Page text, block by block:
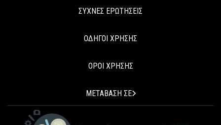
ΣΥΧΝΕΣ ΕΡΩΤΗΣΕΙΣ
ΟΔΗΓΟΙ ΧΡΗΣΗΣ
ΟΡΟΙ ΧΡΗΣΗΣ
ΜΕΤΑΒΑΣΗ ΣΕ